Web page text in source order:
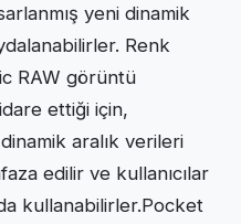
yeni dinamik
Renk
RAW görüntü
ettiği için,
aralık verileri
edilir ve kullanıcılar
kullanabilirler.Pocket